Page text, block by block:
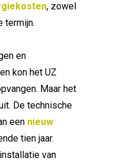
, zowel
termijn.
en
kon het UZ
Maar het
De technische
een nieuw
tien jaar.
van